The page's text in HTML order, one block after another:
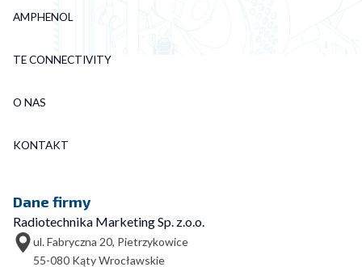
AMPHENOL
TE CONNECTIVITY
O NAS
KONTAKT
Dane firmy
Radiotechnika Marketing Sp. z.o.o.
ul. Fabryczna 20, Pietrzykowice
55-080 Kąty Wrocławskie